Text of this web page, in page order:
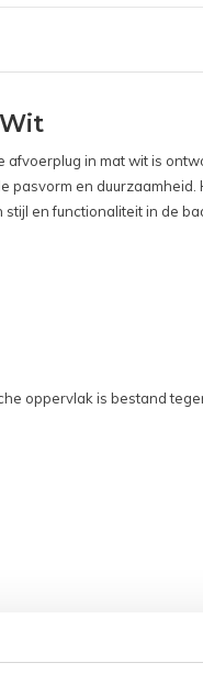
in mat wit is
en
en functionaliteit in de
oppervlak is bestand